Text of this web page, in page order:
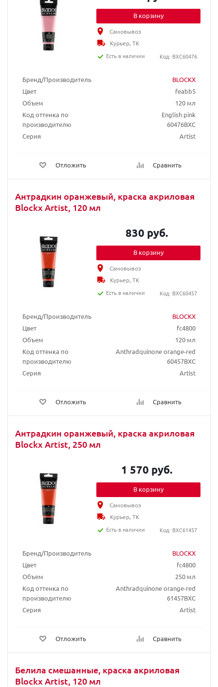
Бренд/Производитель
BLOCKX
Цвет
feabb5
Объем
120 мл
Код оттенка по
производителю
English pink
60476BXC
Серия
Artist
Отложить Сравнить
В корзину
Самовывоз
Курьер, ТК
Есть в наличии
Код: BXC60476
Антрадкин оранжевый, краска акриловая
Blockx Artist, 120 мл
Бренд/Производитель
BLOCKX
Цвет
fc4800
Объем
120 мл
Код оттенка по
производителю
Anthradquinone orange-red
60457BXC
Серия
Artist
Отложить Сравнить
830 руб.
В корзину
Самовывоз
Курьер, ТК
Есть в наличии
Код: BXC60457
Антрадкин оранжевый, краска акриловая
Blockx Artist, 250 мл
Бренд/Производитель
BLOCKX
Цвет
fc4800
Объем
250 мл
Код оттенка по
производителю
Anthradquinone orange-red
61457BXC
Серия
Artist
Отложить Сравнить
1 570 руб.
В корзину
Самовывоз
Курьер, ТК
Есть в наличии
Код: BXC61457
Белила смешанные, краска акриловая
Blockx Artist, 120 мл